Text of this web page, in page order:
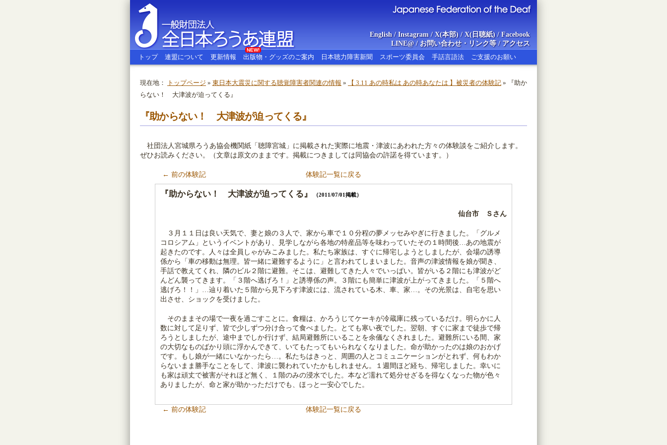
全日本ろうあ連盟
English/ Instagram/ X(本部)/ X(日聴紙)/ Facebook
LINE@/ お問い合わせ・リンク等/ アクセス
トップ
連盟について 更新情報 出版物・グッズのご案内
NEW!
日本聴力障害新聞 スポーツ委員会 手話言語法 ご支援のお願い
現在地： トップページ » 東日本大震災に関する聴覚障害者関連の情報 » 【 3.11 あの時私は あの時あなたは 】被災者の体験記 » 『助か
らない！ 大津波が迫ってくる』
『助からない！ 大津波が迫ってくる』
社団法人宮城県ろうあ協会機関紙「聴障宮城」に掲載された実際に地震・津波にあわれた方々の体験談をご紹介します。
ぜひお読みください。（文章は原文のままです。掲載につきましては同協会の許諾を得ています。）
← 前の体験記 体験記一覧に戻る
『助からない！ 大津波が迫ってくる』 （2011/07/01掲載）
仙台市 Ｓさん
３月１１日は良い天気で、妻と娘の３人で、家から車で１０分程の夢メッセみやぎに行きました。「グルメ
コロシアム」というイベントがあり、見学しながら各地の特産品等を味わっていたその１時間後…あの地震が
起きたのです。人々は全員しゃがみこみました。私たち家族は、すぐに帰宅しようとしましたが、会場の誘導
係から「車の移動は無理。皆一緒に避難するように」と言われてしまいました。音声の津波情報を娘が聞き、
手話で教えてくれ、隣のビル２階に避難。そこは、避難してきた人々でいっぱい。皆がいる２階にも津波がど
んどん襲ってきます。「３階へ逃げろ！」と誘導係の声。３階にも簡単に津波が上がってきました。「５階へ
逃げろ！！」…辿り着いた５階から見下ろす津波には、流されている木、車、家…。その光景は、自宅を思い
出させ、ショックを受けました。
そのままその場で一夜を過ごすことに。食糧は、かろうじてケーキが冷蔵庫に残っているだけ。明らかに人
数に対して足りず、皆で少しずつ分け合って食べました。とても寒い夜でした。翌朝、すぐに家まで徒歩で帰
ろうとしましたが、途中までしか行けず、結局避難所にいることを余儀なくされました。避難所にいる間、家
の大切なものばかり頭に浮かんできて、いてもたってもいられなくなりました。命が助かったのは娘のおかげ
です。もし娘が一緒にいなかったら…。私たちはきっと、周囲の人とコミュニケーションがとれず、何もわか
らないまま勝手なことをして、津波に襲われていたかもしれません。１週間ほど経ち、帰宅しました。幸いに
も家は頑丈で被害がそれほど無く、１階のみの浸水でした。本など濡れて処分せざるを得なくなった物が色々
ありましたが、命と家が助かっただけでも、ほっと一安心でした。
← 前の体験記 体験記一覧に戻る